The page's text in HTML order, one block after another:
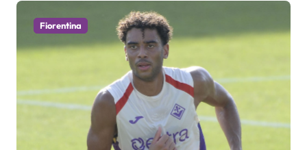
Fiorentina